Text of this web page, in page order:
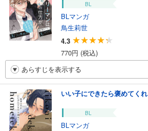
BL
BLマンガ
鳥生莉世
4.3
770円 (税込)
あらすじを表示する
いい子にできたら褒めてくれ
BL
BLマンガ